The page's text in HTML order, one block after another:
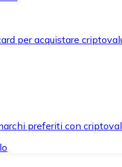
per acquistare
preferiti con